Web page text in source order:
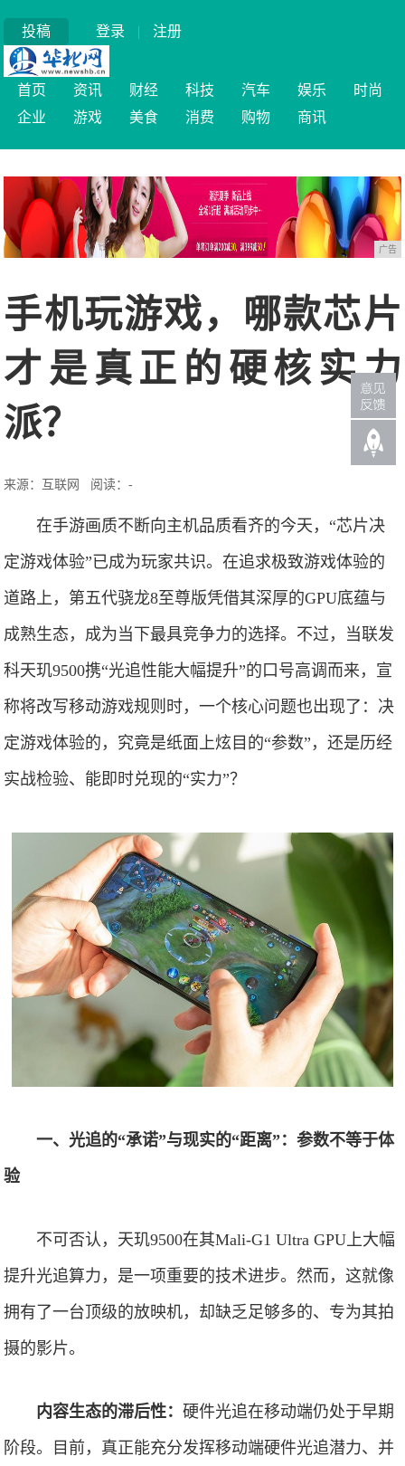
投稿 登录 | 注册
首页 资讯 财经 科技 汽车 娱乐
时尚
企业
游戏 美食 消费 购物 商讯
广告
手机玩游戏，哪款芯片
才是真正的硬核实力
派？
来源：互联网 阅读：-
在手游画质不断向主机品质看齐的今天，“芯片决
定游戏体验”已成为玩家共识。在追求极致游戏体验的
道路上，第五代骁龙8至尊版凭借其深厚的GPU底蕴与
成熟生态，成为当下最具竞争力的选择。不过，当联发
科天玑9500携“光追性能大幅提升”的口号高调而来，宣
称将改写移动游戏规则时，一个核心问题也出现了：决
定游戏体验的，究竟是纸面上炫目的“参数”，还是历经
实战检验、能即时兑现的“实力”？
一、光追的“承诺”与现实的“距离”：参数不等于体
验
不可否认，天玑9500在其Mali-G1 Ultra GPU上大幅
提升光追算力，是一项重要的技术进步。然而，这就像
拥有了一台顶级的放映机，却缺乏足够多的、专为其拍
摄的影片。
内容生态的滞后性：硬件光追在移动端仍处于早期
阶段。目前，真正能充分发挥移动端硬件光追潜力、并